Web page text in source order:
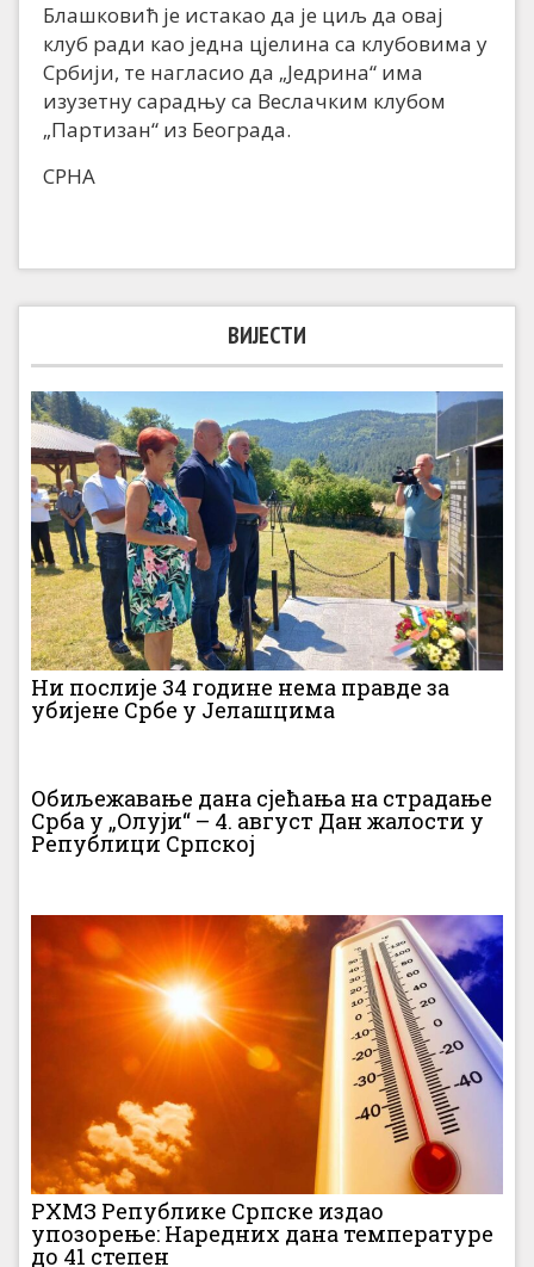
Блашковић је истакао да је циљ да овај
клуб ради као једна цјелина са клубовима у
Србији, те нагласио да „Једрина“ има
изузетну сарадњу са Веслачким клубом
„Партизан“ из Београда.
СРНА
ВИЈЕСТИ
Ни послије 34 године нема правде за
убијене Србе у Јелашцима
Обиљежавање дана сјећања на страдање
Срба у „Олуји“ – 4. август Дан жалости у
Републици Српској
РХМЗ Републике Српске издао
упозорење: Наредних дана температуре
до 41 степен